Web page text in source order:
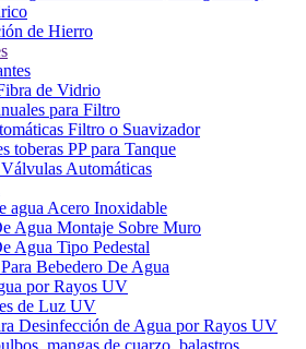
de Hierro
de Vidrio
para Filtro
Filtro o Suavizador
toberas PP para Tanque
Automáticas
agua Acero Inoxidable
Agua Montaje Sobre Muro
Agua Tipo Pedestal
Bebedero De Agua
por Rayos UV
de Luz UV
Desinfección de Agua por Rayos UV
mangas de cuarzo, balastros